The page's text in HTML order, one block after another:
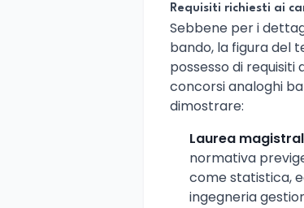
Requisiti richiesti ai
Sebbene per i
bando, la figura del
possesso di
concorsi analoghi
dimostrare:
Laurea
normativa
come statistica,
ingegneria